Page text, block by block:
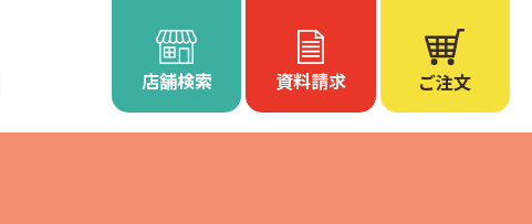
店舗検索
資料請求 ご注文